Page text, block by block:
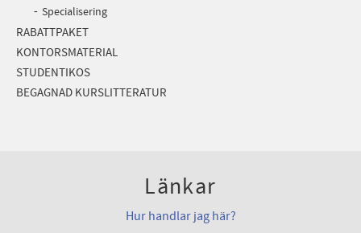
Specialisering
RABATTPAKET
KONTORSMATERIAL
STUDENTIKOS
BEGAGNAD KURSLITTERATUR
Länkar
Hur handlar jag här?